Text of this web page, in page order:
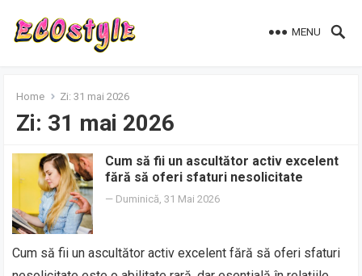
MENU
Home Zi:31 mai 2026
Zi: 31 mai 2026
Cum să fii un ascultător activ excelent
fără să oferi sfaturi nesolicitate
— Duminică, 31 Mai 2026
Cum să fii un ascultător activ excelent fără să oferi sfaturi